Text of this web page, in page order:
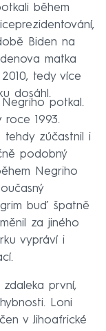
během
Biden na
matka
tedy více
dosáhl.
potkal.
1993.
tehdy zúčastnil i
podobný
Negriho
buď špatně
za jiného
vypráví i
první,
Loni
v Jihoafrické